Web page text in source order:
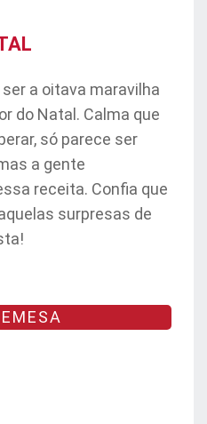
a oitava maravilha
do Natal. Calma que
só parece ser
a gente
receita. Confia que
surpresas de